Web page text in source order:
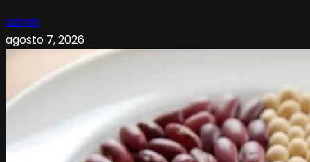
admin
agosto 7, 2026